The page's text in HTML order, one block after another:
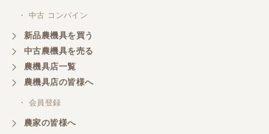
東京都／がーさん
なんだかんだ積み込みまでして頂き助かりました！
東京都／おちゃ
・ 中古 コンバイン
新品農機具を買う
中古農機具を売る
農機具店一覧
農機具店の皆様へ
・ 会員登録
農家の皆様へ